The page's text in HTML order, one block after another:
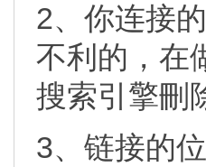
2、你连接
不利的，在
搜索引擎刪
3、链接的